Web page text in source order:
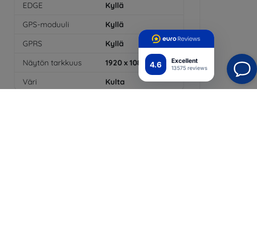
4.6 Excellent
13575 reviews
EDGE
Kyllä
GPS-moduuli
Kyllä
GPRS
Kyllä
Näytön tarkkuus
1920 x 1080
Väri
Kulta